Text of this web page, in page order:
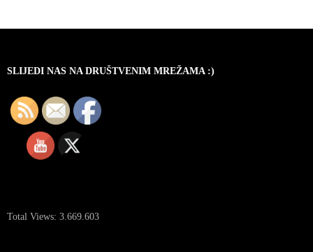
SLIJEDI NAS NA DRUŠTVENIM MREŽAMA :)
Total Views: 3.669.603